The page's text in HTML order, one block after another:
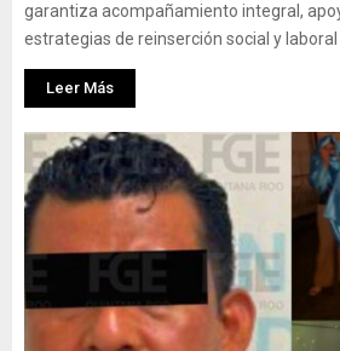
garantiza acompañamiento integral,
estrategias de reinserción social y laboral
Leer Más